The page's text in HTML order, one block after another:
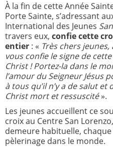
À la fin de cette Année
Porte Sainte, s’adressant
International des Jeunes
travers eux, confie cette
entier : « Très chers jeunes,
vous confie le signe de
Christ ! Portez-la dans le
l’amour du Seigneur Jésus
à tous qu’il n’y a de salut
Christ mort et ressuscité».
Les jeunes accueillent ce
croix au Centre San
demeure habituelle, chaque
pèlerinage dans le monde.